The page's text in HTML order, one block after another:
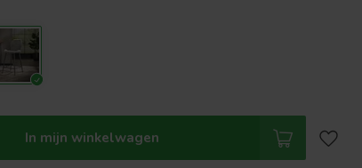
In mijn winkelwagen